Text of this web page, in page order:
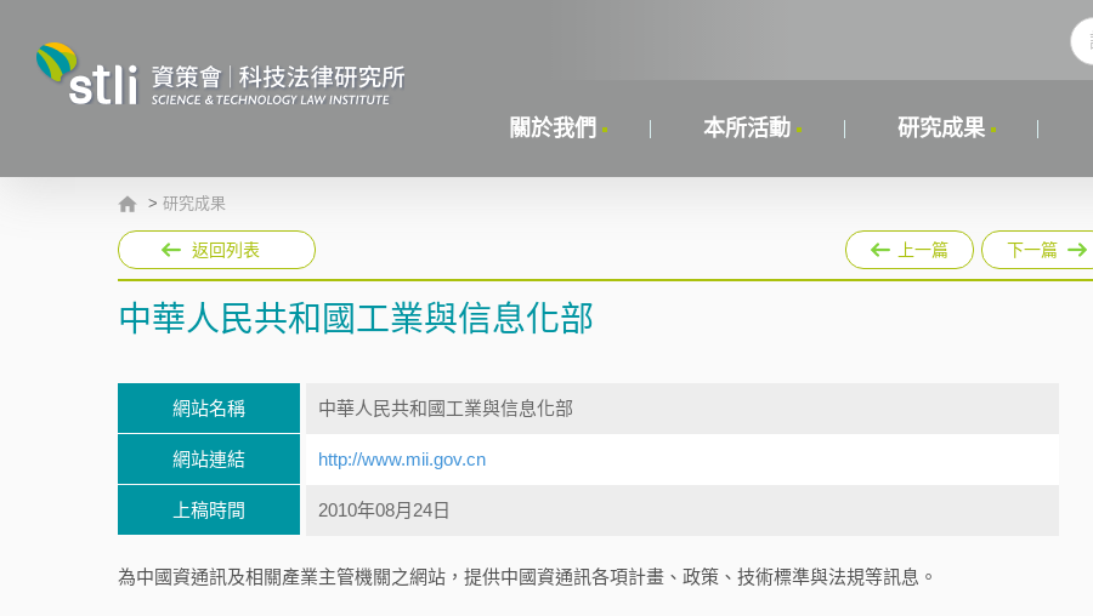
關於我們 本所活動 研究成果
> 研究成果
返回列表 上一篇 下一篇
中華人民共和國工業與信息化部
網站名稱 中華人民共和國工業與信息化部
網站連結 http://www.mii.gov.cn
上稿時間 2010年08月24日
為中國資通訊及相關產業主管機關之網站，提供中國資通訊各項計畫、政策、技術標準與法規等訊息。